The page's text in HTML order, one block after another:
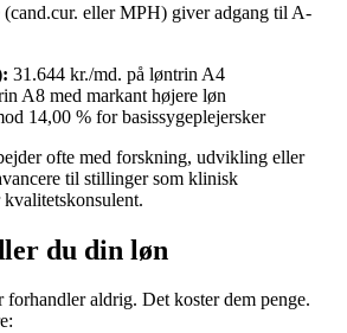
(cand.cur. eller MPH) giver adgang til A-
31.644 kr./md. på løntrin A4
A8 med markant højere løn
14,00 % for basissygeplejersker
ofte med forskning, udvikling eller
til stillinger som klinisk
du din løn
forhandler aldrig. Det koster dem penge.